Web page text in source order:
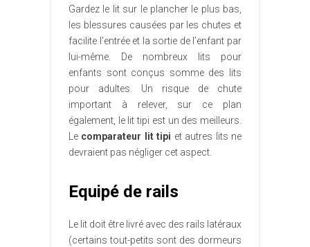
Gardez le lit sur le plancher le plus bas,
les blessures causées par les chutes et
facilite l’entrée et la sortie de l’enfant par
lui-même. De nombreux lits pour
enfants sont conçus somme des lits
pour adultes. Un risque de chute
important à relever, sur ce plan
également, le lit tipi est un des meilleurs.
Le comparateur lit tipi et autres lits ne
devraient pas négliger cet aspect.
Equipé de rails
Le lit doit être livré avec des rails latéraux
(certains tout-petits sont des dormeurs